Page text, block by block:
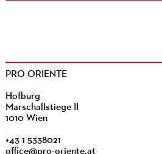
PRO ORIENTE
Hofburg
Marschallstiege II
1010 Wien
+43 1 5338021
office@pro-oriente.at